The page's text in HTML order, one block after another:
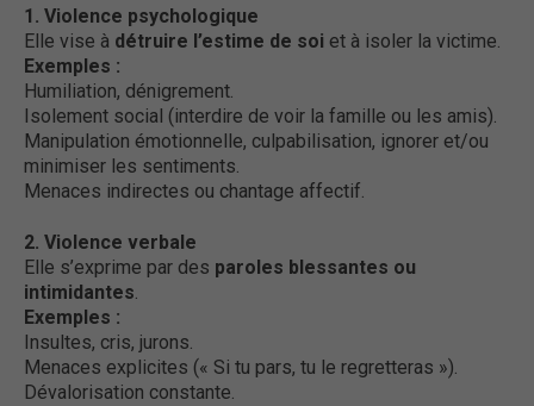
1. Violence psychologique
Elle vise à détruire l’estime de soi et à isoler la victime.
Exemples :
Humiliation, dénigrement.
Isolement social (interdire de voir la famille ou les amis).
Manipulation émotionnelle, culpabilisation, ignorer et/ou
minimiser les sentiments.
Menaces indirectes ou chantage affectif.
2. Violence verbale
Elle s’exprime par des paroles blessantes ou
intimidantes.
Exemples :
Insultes, cris, jurons.
Menaces explicites (« Si tu pars, tu le regretteras »).
Dévalorisation constante.